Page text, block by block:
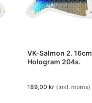
VK-Salmon 2. 16cm
Hologram 204s.
189,00kr (inkl. moms)